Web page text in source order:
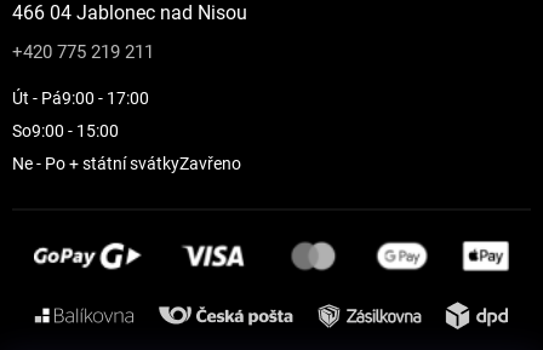
466 04 Jablonec nad Nisou
+420 775 219 211
Út - Pá9:00 - 17:00
So9:00 - 15:00
Ne - Po + státní svátkyZavřeno